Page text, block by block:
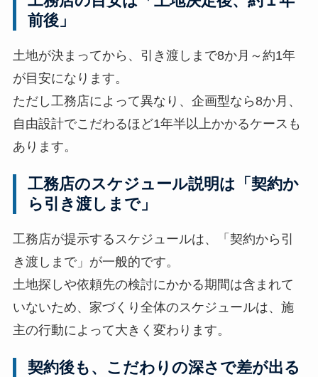
前後」
土地が決まってから、引き渡しまで8か月～約1年
が目安になります。
ただし工務店によって異なり、企画型なら8か月、
自由設計でこだわるほど1年半以上かかるケースも
あります。
工務店のスケジュール説明は「契約か
ら引き渡しまで」
工務店が提示するスケジュールは、「契約から引
き渡しまで」が一般的です。
土地探しや依頼先の検討にかかる期間は含まれて
いないため、家づくり全体のスケジュールは、施
主の行動によって大きく変わります。
契約後も、こだわりの深さで差が出る